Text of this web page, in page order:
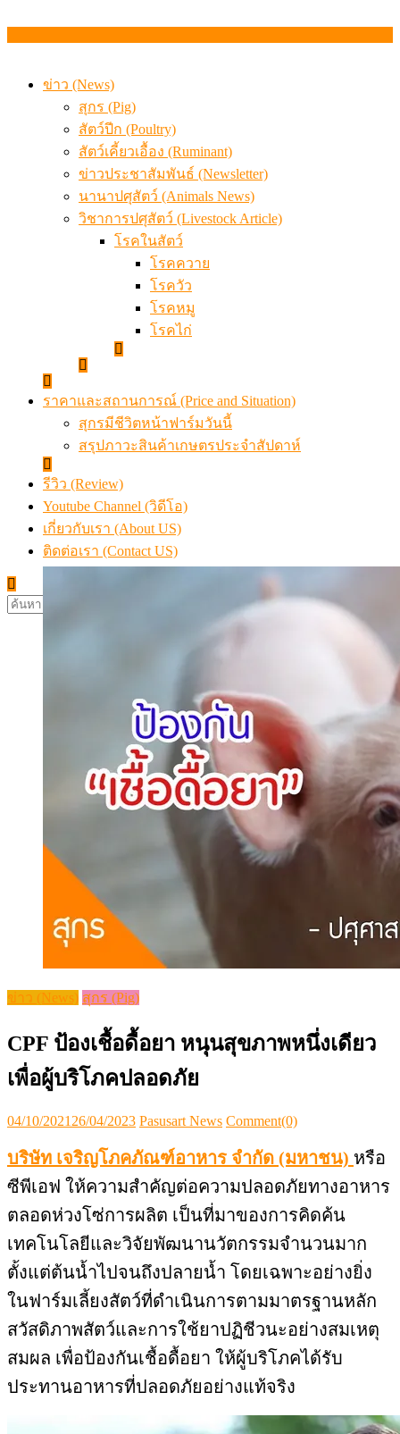
ข่าว (News)
สุกร (Pig)
สัตว์ปีก (Poultry)
สัตว์เคี้ยวเอื้อง (Ruminant)
ข่าวประชาสัมพันธ์ (Newsletter)
นานาปศุสัตว์ (Animals News)
วิชาการปศุสัตว์ (Livestock Article)
โรคในสัตว์
โรคควาย
โรควัว
โรคหมู
โรคไก่
ราคาและสถานการณ์ (Price and Situation)
สุกรมีชีวิตหน้าฟาร์มวันนี้
สรุปภาวะสินค้าเกษตรประจำสัปดาห์
รีวิว (Review)
Youtube Channel (วิดีโอ)
เกี่ยวกับเรา (About US)
ติดต่อเรา (Contact US)
ค้นหา
ข่าว (News) สุกร (Pig)
CPF ป้องเชื้อดื้อยา หนุนสุขภาพหนึ่งเดียว
เพื่อผู้บริโภคปลอดภัย
Posted
04/10/2021 26/04/2023 Author
Pasusart News Comment(0)
บริษัท เจริญโภคภัณฑ์อาหาร จำกัด (มหาชน) หรือ
ซีพีเอฟ ให้ความสำคัญต่อความปลอดภัยทางอาหาร
ตลอดห่วงโซ่การผลิต เป็นที่มาของการคิดค้น
เทคโนโลยีและวิจัยพัฒนานวัตกรรมจำนวนมาก
ตั้งแต่ต้นน้ำไปจนถึงปลายน้ำ โดยเฉพาะอย่างยิ่ง
ในฟาร์มเลี้ยงสัตว์ที่ดำเนินการตามมาตรฐานหลัก
สวัสดิภาพสัตว์และการใช้ยาปฏิชีวนะอย่างสมเหตุ
สมผล เพื่อป้องกันเชื้อดื้อยา ให้ผู้บริโภคได้รับ
ประทานอาหารที่ปลอดภัยอย่างแท้จริง